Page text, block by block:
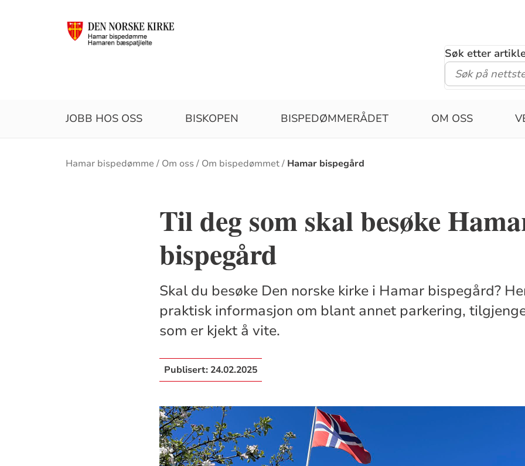
Søk etter
JOBB HOS OSS BISKOPEN BISPEDØMMERÅDET OM OSS
Brødsmulesti
Hamar bispedømme Om oss Om bispedømmet Hamar bispegård
Til deg som skal besøke
bispegård
Skal du besøke Den norske kirke i Hamar bispegård?
praktisk informasjon om blant annet parkering,
som er kjekt å vite.
Publisert: 24.02.2025